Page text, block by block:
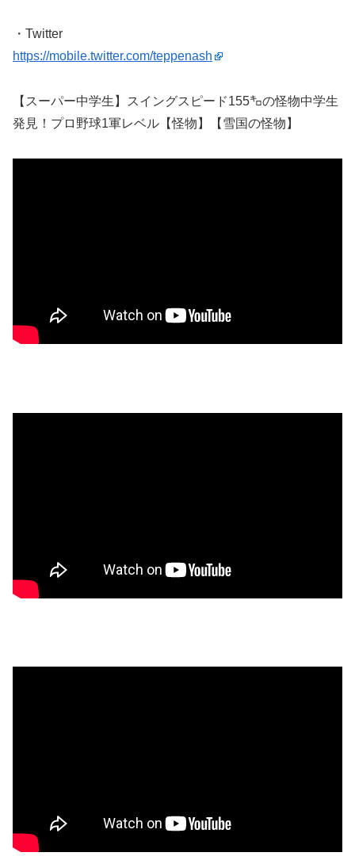
・Twitter
https://mobile.twitter.com/teppenash
【スーパー中学生】スイングスピード155㌔の怪物中学生
発見！プロ野球1軍レベル【怪物】【雪国の怪物】